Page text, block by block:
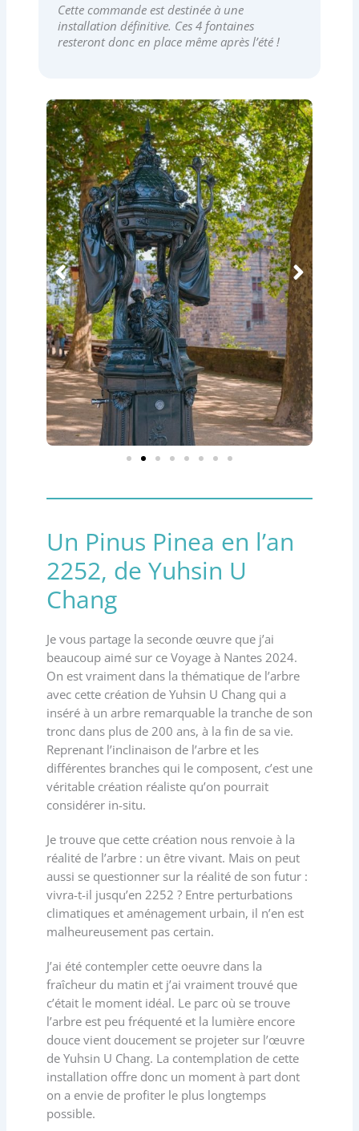
Cette commande est destinée à une
installation définitive. Ces 4 fontaines
resteront donc en place même après l’été !
Un Pinus Pinea en l’an
2252, de Yuhsin U
Chang
Je vous partage la seconde œuvre que j’ai
beaucoup aimé sur ce Voyage à Nantes 2024.
On est vraiment dans la thématique de l’arbre
avec cette création de Yuhsin U Chang qui a
inséré à un arbre remarquable la tranche de son
tronc dans plus de 200 ans, à la fin de sa vie.
Reprenant l’inclinaison de l’arbre et les
différentes branches qui le composent, c’est une
véritable création réaliste qu’on pourrait
considérer in-situ.
Je trouve que cette création nous renvoie à la
réalité de l’arbre : un être vivant. Mais on peut
aussi se questionner sur la réalité de son futur :
vivra-t-il jusqu’en 2252 ? Entre perturbations
climatiques et aménagement urbain, il n’en est
malheureusement pas certain.
J’ai été contempler cette oeuvre dans la
fraîcheur du matin et j’ai vraiment trouvé que
c’était le moment idéal. Le parc où se trouve
l’arbre est peu fréquenté et la lumière encore
douce vient doucement se projeter sur l’œuvre
de Yuhsin U Chang. La contemplation de cette
installation offre donc un moment à part dont
on a envie de profiter le plus longtemps
possible.